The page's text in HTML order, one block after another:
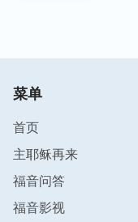
菜单
首页
主耶稣再来
福音问答
福音影视